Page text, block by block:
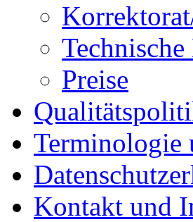
Preise
Terminologie
Kontakt und